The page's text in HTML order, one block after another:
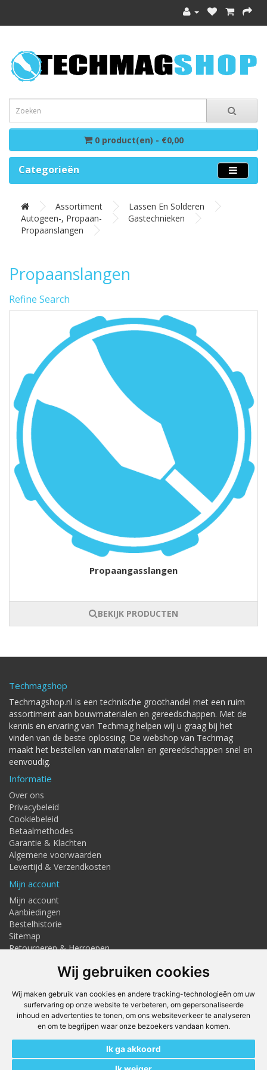
Wij gebruiken cookies
Wij maken gebruik van cookies en andere tracking-technologieën om uw
surfervaring op onze website te verbeteren, om gepersonaliseerde
inhoud en advertenties te tonen, om ons websiteverkeer te analyseren
en om te begrijpen waar onze bezoekers vandaan komen.
Ik ga akkoord
0 product(en) - €0,00
Categorieën
Assortiment
Lassen En Solderen
Autogeen-, Propaan-
Gastechnieken
Propaanslangen
Propaanslangen
Refine Search
Propaangasslangen
BEKIJK PRODUCTEN
Techmagshop
Techmagshop.nl is een technische groothandel met een ruim
assortiment aan bouwmaterialen en gereedschappen. Met de
kennis en ervaring van Techmag helpen wij u graag bij het
vinden van de beste oplossing. De webshop van Techmag
maakt het bestellen van materialen en gereedschappen snel en
eenvoudig.
Informatie
Over ons
Privacybeleid
Cookiebeleid
Betaalmethodes
Garantie & Klachten
Algemene voorwaarden
Levertijd & Verzendkosten
Mijn account
Mijn account
Aanbiedingen
Bestelhistorie
Sitemap
Retourneren & Herroepen
Adresgegevens
Textielstraat 4, Haaksbergen
Telefoon: 053-7676275
info@techmaghaaksbergen.nl
Onze Webshops
Techmag247.nl
Vuurwerkstaffel.nl